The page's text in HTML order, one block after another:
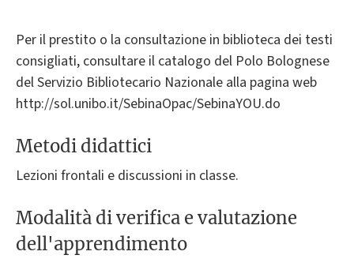
Per il prestito o la consultazione in biblioteca dei testi
consigliati, consultare il catalogo del Polo Bolognese
del Servizio Bibliotecario Nazionale alla pagina web
http://sol.unibo.it/SebinaOpac/SebinaYOU.do
Metodi didattici
Lezioni frontali e discussioni in classe.
Modalità di verifica e valutazione
dell'apprendimento